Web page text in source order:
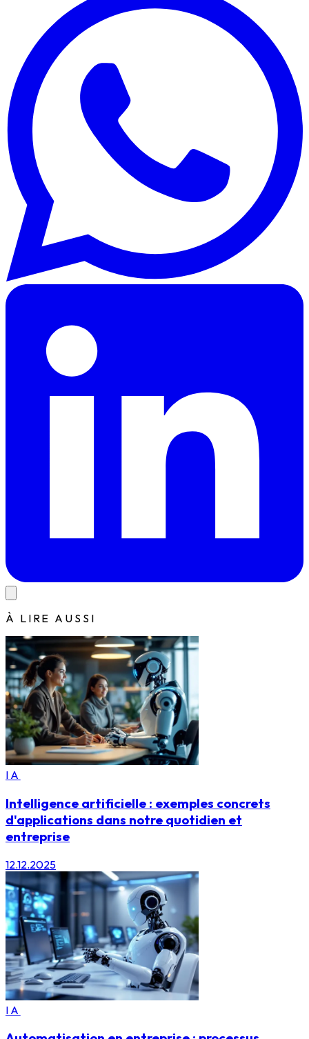
À LIRE AUSSI
IA
Intelligence artificielle : exemples concrets
d'applications dans notre quotidien et
entreprise
12.12.2025
IA